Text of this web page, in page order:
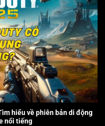
hiểu về phiên bản di động
nổi tiếng